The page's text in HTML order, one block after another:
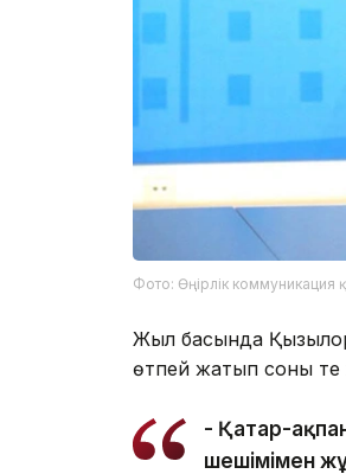
Фото: Өңірлік коммуникация
Жыл басында
өтпей жатып соның
- Қаңтар-
шешімімен